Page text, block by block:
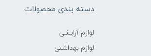
دسته بندی محصولات
لوازم آرایشی
لوازم بهداشتی